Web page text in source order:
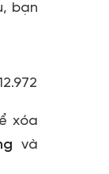
bạn
xóa
và